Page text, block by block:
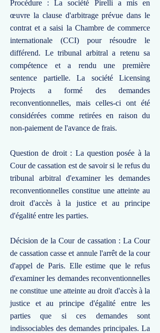
Procédure : La société Pirelli a mis en
œuvre la clause d'arbitrage prévue dans le
contrat et a saisi la Chambre de commerce
internationale (CCI) pour résoudre le
différend. Le tribunal arbitral a retenu sa
compétence et a rendu une première
sentence partielle. La société Licensing
Projects a formé des demandes
reconventionnelles, mais celles-ci ont été
considérées comme retirées en raison du
non-paiement de l'avance de frais.
Question de droit : La question posée à la
Cour de cassation est de savoir si le refus du
tribunal arbitral d'examiner les demandes
reconventionnelles constitue une atteinte au
droit d'accès à la justice et au principe
d'égalité entre les parties.
Décision de la Cour de cassation : La Cour
de cassation casse et annule l'arrêt de la cour
d'appel de Paris. Elle estime que le refus
d'examiner les demandes reconventionnelles
ne constitue une atteinte au droit d'accès à la
justice et au principe d'égalité entre les
parties que si ces demandes sont
indissociables des demandes principales. La